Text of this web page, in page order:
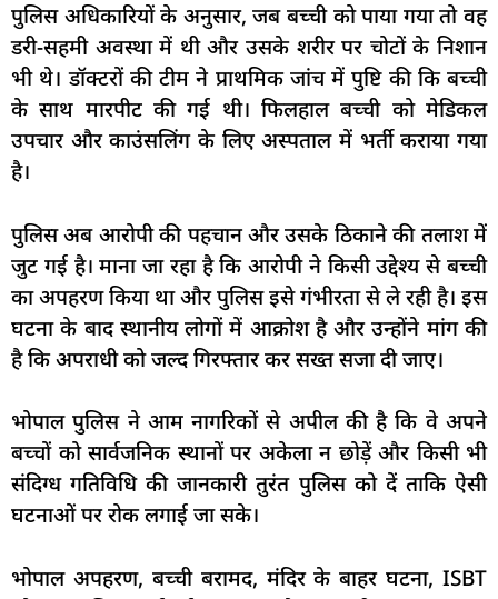
पुलिस अधिकारियों के अनुसार, जब बच्ची को पाया गया तो वह
डरी-सहमी अवस्था में थी और उसके शरीर पर चोटों के निशान
भी थे। डॉक्टरों की टीम ने प्राथमिक जांच में पुष्टि की कि बच्ची
के साथ मारपीट की गई थी। फिलहाल बच्ची को मेडिकल
उपचार और काउंसलिंग के लिए अस्पताल में भर्ती कराया गया
है।
पुलिस अब आरोपी की पहचान और उसके ठिकाने की तलाश में
जुट गई है। माना जा रहा है कि आरोपी ने किसी उद्देश्य से बच्ची
का अपहरण किया था और पुलिस इसे गंभीरता से ले रही है। इस
घटना के बाद स्थानीय लोगों में आक्रोश है और उन्होंने मांग की
है कि अपराधी को जल्द गिरफ्तार कर सख्त सजा दी जाए।
भोपाल पुलिस ने आम नागरिकों से अपील की है कि वे अपने
बच्चों को सार्वजनिक स्थानों पर अकेला न छोड़ें और किसी भी
संदिग्ध गतिविधि की जानकारी तुरंत पुलिस को दें ताकि ऐसी
घटनाओं पर रोक लगाई जा सके।
भोपाल अपहरण, बच्ची बरामद, मंदिर के बाहर घटना, ISBT